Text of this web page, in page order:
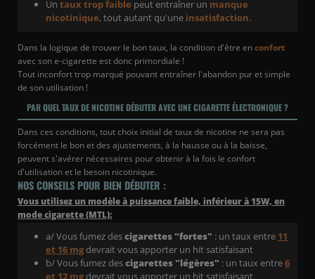
Un taux trop faible peut entraîner un manque
nicotinique, tout autant qu'une insatisfaction.
Dans la logique de trouver le bon taux, la condition d'être enconfort
avec son e-cigarette est donc primordiale !
Tout inconfort trop marqué pouvant entraîner l'abandon pur et simple
de son utilisation !
PAR QUEL TAUX DE NICOTINE DÉBUTER AVEC UNE CIGARETTE ÉLECTRONIQUE ?
Dans ces conditions, tout choix initial de taux de nicotine ne sera pas
forcément le bon et des ajustements, à la hausse ou à la baisse,
peuvent s'avérer nécessaires pour obtenir à la fois le confort
d'utilisation et le besoin nicotinique.
NOS CONSEILS POUR BIEN DÉBUTER :
Vous utilisez un modèle à puissance faible, inférieur à 15W, en
mode cigarette (MTL):
a/ Vous fumez descigarettes "fortes" : un taux entre 11
et 16 mgdevrait vous apporter un hit satisfaisant
b/ Vous fumez descigarettes "légères" : un taux entre6
et 12 mgdevrait vous apporter un hit satisfaisant